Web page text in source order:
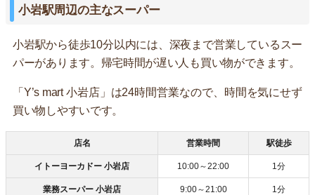
小岩駅周辺の主なスーパー
小岩駅から徒歩10分以内には、深夜まで営業しているスー
パーがあります。帰宅時間が遅い人も買い物ができます。
「Y’s mart 小岩店」は24時間営業なので、時間を気にせず
買い物しやすいです。
店名 営業時間 駅徒歩
イトーヨーカドー 小岩店 10:00～22:00 1分
業務スーパー 小岩店 9:00～21:00 1分